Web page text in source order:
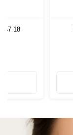
47 18